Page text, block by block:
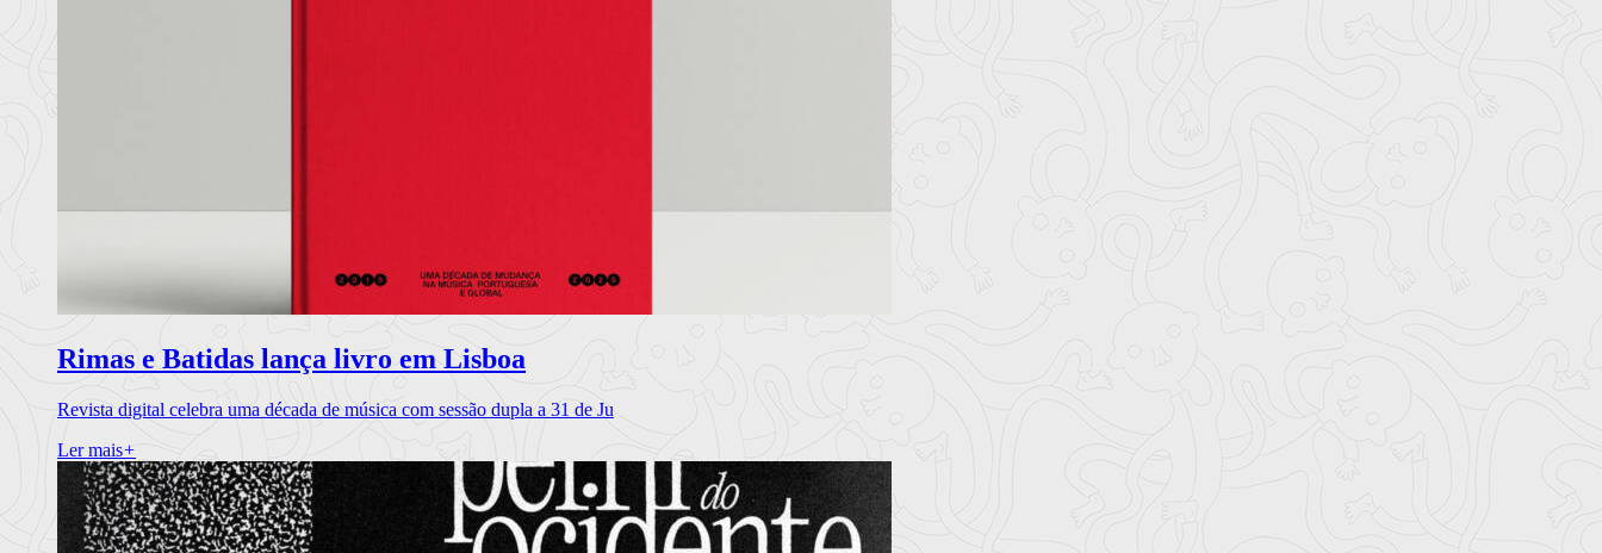
Rimas e Batidas lança livro em Lisboa
Revista digital celebra uma década de música com sessão dupla a 31 de Ju
Ler mais+